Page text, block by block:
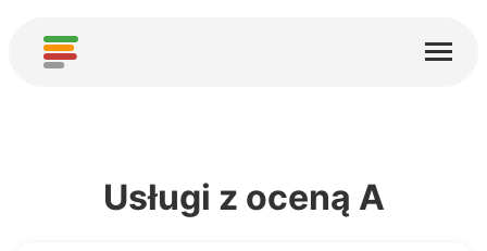
Usługi z oceną A